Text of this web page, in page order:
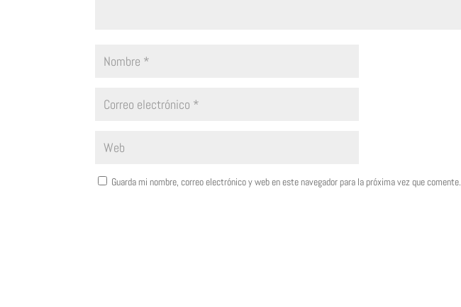
Guarda mi nombre, correo electrónico y web en este navegador para la próxima vez que comente.